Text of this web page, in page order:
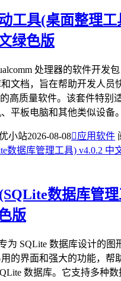
工具(桌面整理工
绿色版
处理器的软件开发
文档，旨在帮助开发人员
高质量软件。该套件特别
平板电脑和其他类似设备
小站2026-08-08应用软件
数据库管
版
为 SQLite 数据库设计的图
的界面和强大的功能，帮
数据库。它支持多种数